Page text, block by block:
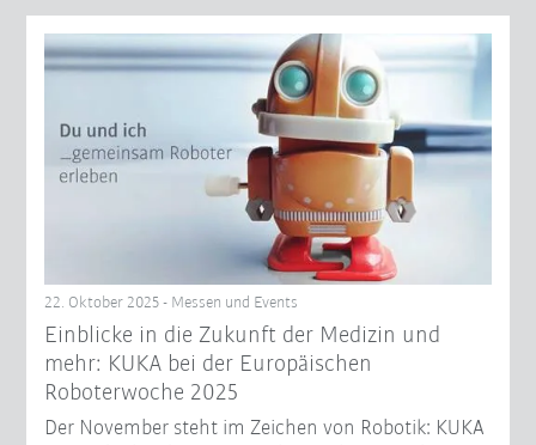
22. Oktober 2025 - Messen und Events
Einblicke in die Zukunft der Medizin und
mehr: KUKA bei der Europäischen
Roboterwoche 2025
Der November steht im Zeichen von Robotik: KUKA